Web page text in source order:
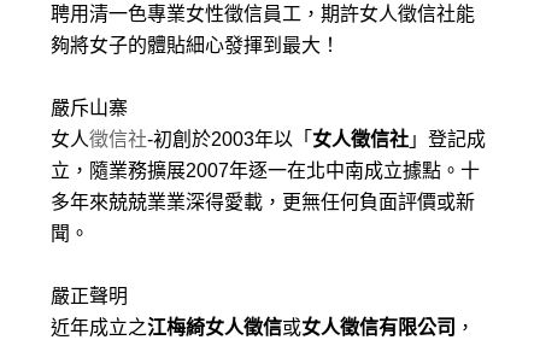
聘用清一色專業女性徵信員工，期許女人徵信社能
夠將女子的體貼細心發揮到最大 ！
嚴斥山寨
女人徵信社-初創於2003年以「 女人徵信社 」登記成
立，隨業務擴展2007年逐一在北中南成立據點。十
多年來兢兢業業深得愛載，更無任何負面評價或新
聞。
嚴正聲明
近年成立之江梅綺女人徵信或女人徵信有限公司 ，